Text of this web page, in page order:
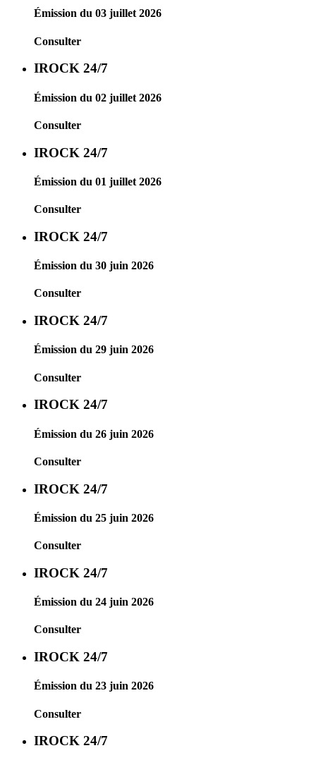
Émission du 03 juillet 2026
Consulter
IROCK 24/7
Émission du 02 juillet 2026
Consulter
IROCK 24/7
Émission du 01 juillet 2026
Consulter
IROCK 24/7
Émission du 30 juin 2026
Consulter
IROCK 24/7
Émission du 29 juin 2026
Consulter
IROCK 24/7
Émission du 26 juin 2026
Consulter
IROCK 24/7
Émission du 25 juin 2026
Consulter
IROCK 24/7
Émission du 24 juin 2026
Consulter
IROCK 24/7
Émission du 23 juin 2026
Consulter
IROCK 24/7